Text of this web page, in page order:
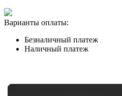
Варианты оплаты:
Безналичный платеж
Наличный платеж